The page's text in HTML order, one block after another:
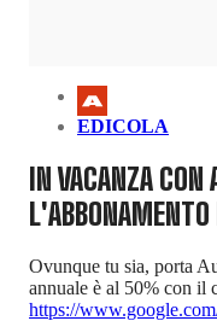
EDICOLA
IN VACANZA
Ovunque tu sia, porta
annuale è al 50% con il
https://